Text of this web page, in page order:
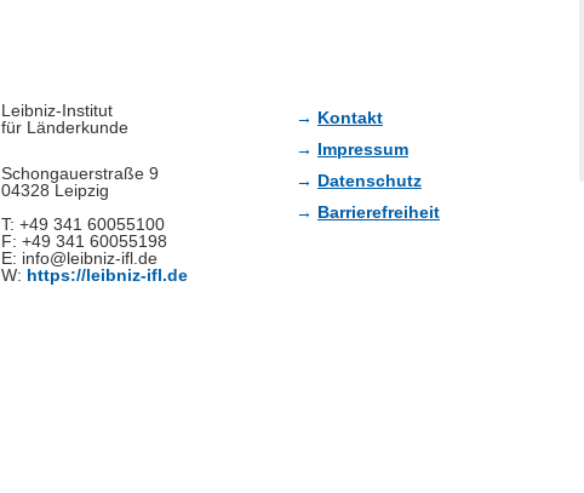
Leibniz-Institut
für Länderkunde
Schongauerstraße 9
04328 Leipzig
T: +49 341 60055100
F: +49 341 60055198
E: info@leibniz-ifl.de
W: https://leibniz-ifl.de
Kontakt
Impressum
Datenschutz
Barrierefreiheit